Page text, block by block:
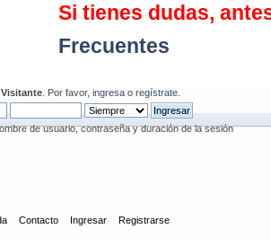
Si tienes dudas,
Frecuentes
Visitante . Por favor, ingresa o regístrate
de usuario, contraseña y duración de la sesión
Contacto Ingresar Registrarse